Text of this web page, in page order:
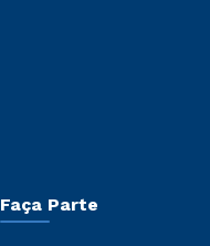
Faça Parte